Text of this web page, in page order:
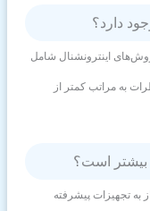
دارد؟
اینترونشنال شامل
به مراتب کمتر از
بیشتر است؟
به تجهیزات پیشرفته